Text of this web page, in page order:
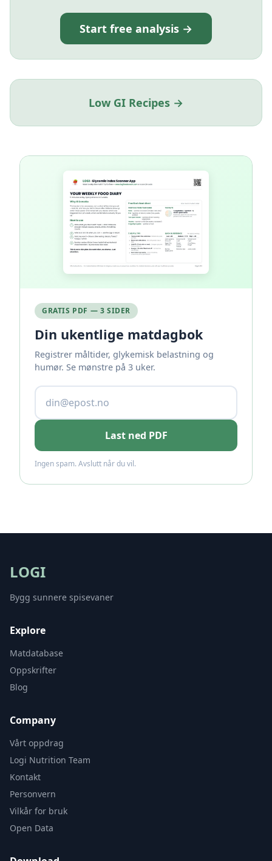
Start free analysis →
Low GI Recipes →
GRATIS PDF — 3 SIDER
Din ukentlige matdagbok
Registrer måltider, glykemisk belastning og
humør. Se mønstre på 3 uker.
Last ned PDF
Ingen spam. Avslutt når du vil.
LOGI
Bygg sunnere spisevaner
Explore
Matdatabase
Oppskrifter
Blog
Company
Vårt oppdrag
Logi Nutrition Team
Kontakt
Personvern
Vilkår for bruk
Open Data